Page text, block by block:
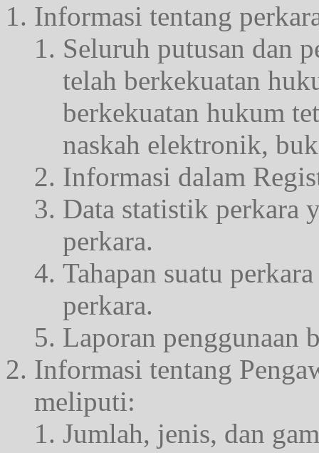
Informasi tentang
Seluruh putusan dan
telah berkekuatan
berkekuatan hukum
naskah elektronik,
Informasi dalam
Data statistik perkara
perkara.
Tahapan suatu
perkara.
Laporan penggunaan
Informasi tentang
meliputi:
Jumlah, jenis, dan